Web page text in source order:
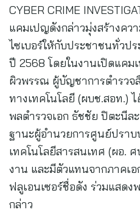
CYBER CRIME
แคมเปญดังกล่าวมุ่งสร้างคว
ไซเบอร์ให้กับประชาชนทั่วป
ปี 2568 โดยในงานเปิดแคม
ผิวพรรณ ผู้บัญชาการตำรวจ
ทางเทคโนโลยี (ผบช.สอท.)
พลตำรวจเอก ธัชชัย ปิตะนีล
ฐานะผู้อำนวยการศูนย์ปรา
เทคโนโลยีสารสนเทศ (ผอ.
งาน และมีตัวแทนจากภาคเ
ฟลูเอนเซอร์ชื่อดัง ร่วมแสด
กล่าว